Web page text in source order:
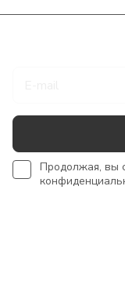
Продолжая, вы